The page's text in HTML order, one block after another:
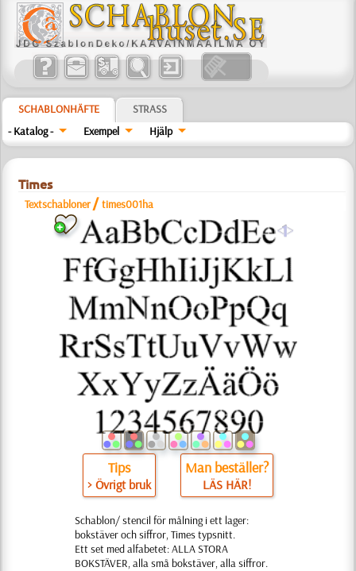
SCHABLONHÄFTE
STRASS
- Katalog -
Exempel Hjälp
Times
Textschabloner /times001ha
a
Tips
> Övrigt bruk
Man beställer?
LÄS HÄR!
Schablon/ stencil för målning i ett lager:
bokstäver och siffror, Times typsnitt.
Ett set med alfabetet: ALLA STORA
BOKSTÄVER, alla små bokstäver, alla siffror.